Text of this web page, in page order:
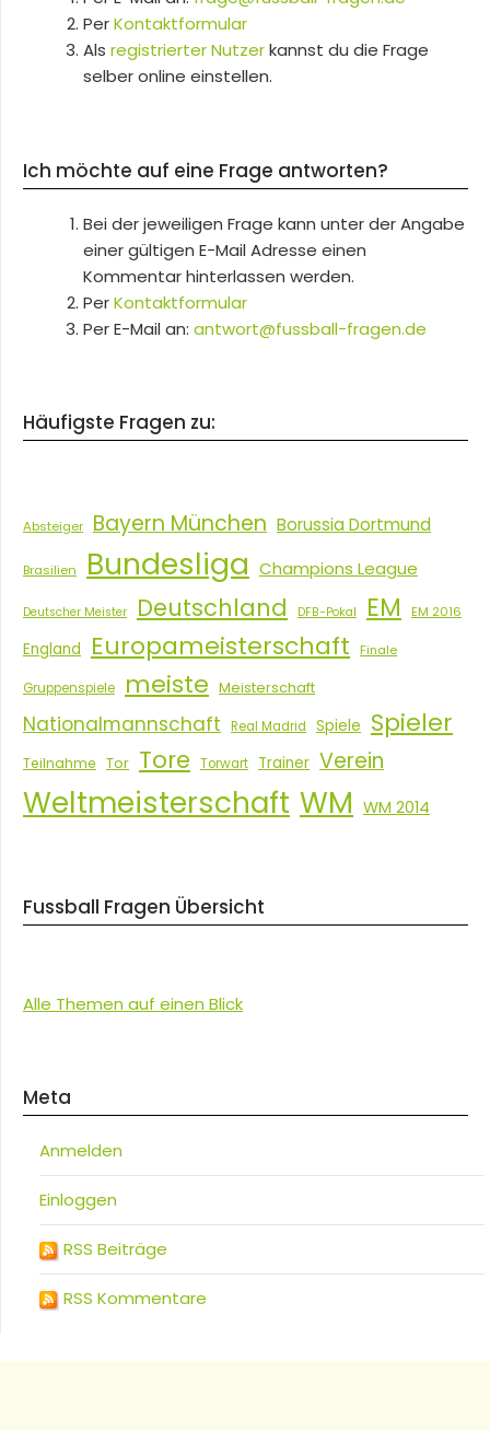
PerKontaktformular
Als registrierter Nutzerkannst du die Frage
selber online einstellen.
Ich möchte auf eine Frage antworten?
Bei der jeweiligen Frage kann unter der Angabe
einer gültigen E-Mail Adresse einen
Kommentar hinterlassen werden.
PerKontaktformular
Per E-Mail an: antwort@fussball-fragen.de
Häufigste Fragen zu:
Absteiger Bayern München Borussia Dortmund
Brasilien Bundesliga Champions League
Deutscher Meister Deutschland DFB-Pokal EM EM 2016
England Europameisterschaft Finale
Gruppenspiele meiste Meisterschaft
Nationalmannschaft Real Madrid Spiele Spieler
Teilnahme Tor Tore Torwart Trainer Verein
Weltmeisterschaft WM WM 2014
Fussball Fragen Übersicht
Alle Themen auf einen Blick
Meta
Anmelden
Einloggen
RSS Beiträge
RSS Kommentare